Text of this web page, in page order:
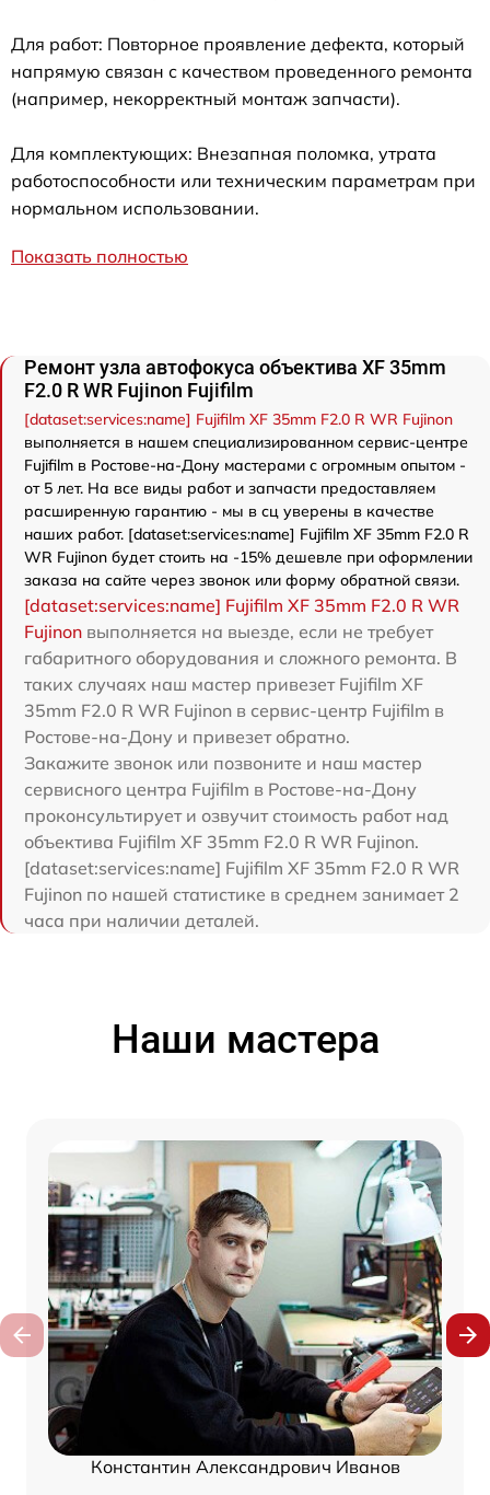
Для работ: Повторное проявление дефекта, который
напрямую связан с качеством проведенного ремонта
(например, некорректный монтаж запчасти).
Для комплектующих: Внезапная поломка, утрата
работоспособности или техническим параметрам при
нормальном использовании.
Показать полностью
Ремонт узла автофокуса объектива XF 35mm
F2.0 R WR Fujinon Fujifilm
[dataset:services:name] Fujifilm XF 35mm F2.0 R WR Fujinon
выполняется в нашем специализированном сервис-центре
Fujifilm в Ростове-на-Дону мастерами с огромным опытом -
от 5 лет. На все виды работ и запчасти предоставляем
расширенную гарантию - мы в сц уверены в качестве
наших работ. [dataset:services:name] Fujifilm XF 35mm F2.0 R
WR Fujinon будет стоить на -15% дешевле при оформлении
заказа на сайте через звонок или форму обратной связи.
[dataset:services:name] Fujifilm XF 35mm F2.0 R WR
Fujinon выполняется на выезде, если не требует
габаритного оборудования и сложного ремонта. В
таких случаях наш мастер привезет Fujifilm XF
35mm F2.0 R WR Fujinon в сервис-центр Fujifilm в
Ростове-на-Дону и привезет обратно.
Закажите звонок или позвоните и наш мастер
сервисного центра Fujifilm в Ростове-на-Дону
проконсультирует и озвучит стоимость работ над
объектива Fujifilm XF 35mm F2.0 R WR Fujinon.
[dataset:services:name] Fujifilm XF 35mm F2.0 R WR
Fujinon по нашей статистике в среднем занимает 2
часа при наличии деталей.
Наши мастера
Константин Александрович Иванов